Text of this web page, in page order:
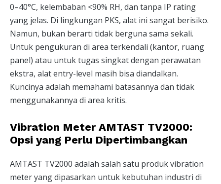
0–40°C, kelembaban <90% RH, dan tanpa IP rating
yang jelas. Di lingkungan PKS, alat ini sangat berisiko.
Namun, bukan berarti tidak berguna sama sekali.
Untuk pengukuran di area terkendali (kantor, ruang
panel) atau untuk tugas singkat dengan perawatan
ekstra, alat entry-level masih bisa diandalkan.
Kuncinya adalah memahami batasannya dan tidak
menggunakannya di area kritis.
Vibration Meter AMTAST TV2000:
Opsi yang Perlu Dipertimbangkan
AMTAST TV2000 adalah salah satu produk vibration
meter yang dipasarkan untuk kebutuhan industri di